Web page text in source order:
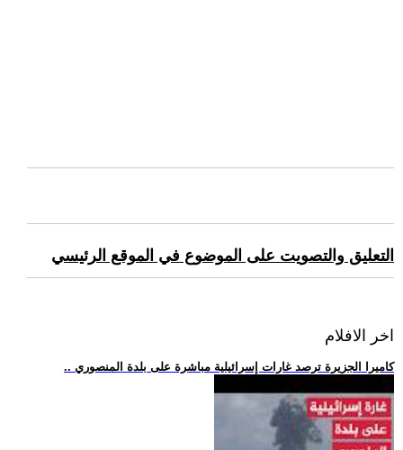
التعليق والتصويت على الموضوع في الموقع الرئيسي
اخر الافلام
.. كاميرا الجزيرة ترصد غارات إسرائيلية مباشرة على بلدة المنصوري